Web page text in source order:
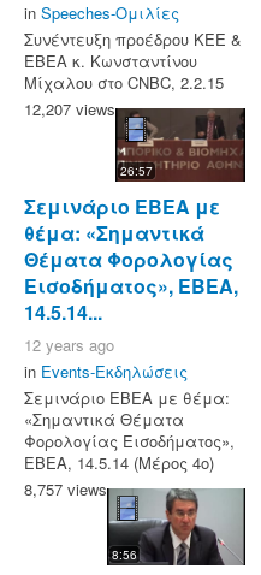
in Speeches-Ομιλίες
Συνέντευξη προέδρου ΚΕΕ &
ΕΒΕΑ κ. Κωνσταντίνου
Μίχαλου στο CNBC, 2.2.15
12,207 views
26:57
Σεμινάριο ΕΒΕΑ με
θέμα: «Σημαντικά
Θέματα Φορολογίας
Εισοδήματος», ΕΒΕΑ,
14.5.14...
12 years ago
in Events-Εκδηλώσεις
Σεμινάριο ΕΒΕΑ με θέμα:
«Σημαντικά Θέματα
Φορολογίας Εισοδήματος»,
ΕΒΕΑ, 14.5.14 (Μέρος 4ο)
8,757 views
8:56